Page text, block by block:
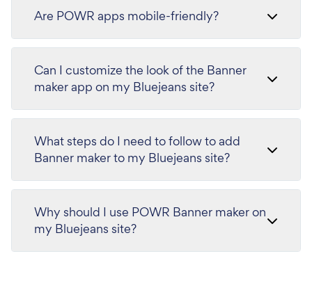
Are POWR apps mobile-friendly?
Can I customize the look of the Banner
maker app on my Bluejeans site?
What steps do I need to follow to add
Banner maker to my Bluejeans site?
Why should I use POWR Banner maker on
my Bluejeans site?